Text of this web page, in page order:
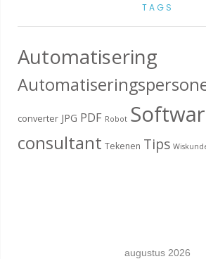
TAGS
Automatisering
converter JPG PDF Robot
consultant Tekenen Tips
augustus 2026